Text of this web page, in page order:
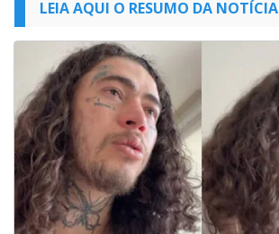
LEIA AQUI O RESUMO DA NOTÍCIA